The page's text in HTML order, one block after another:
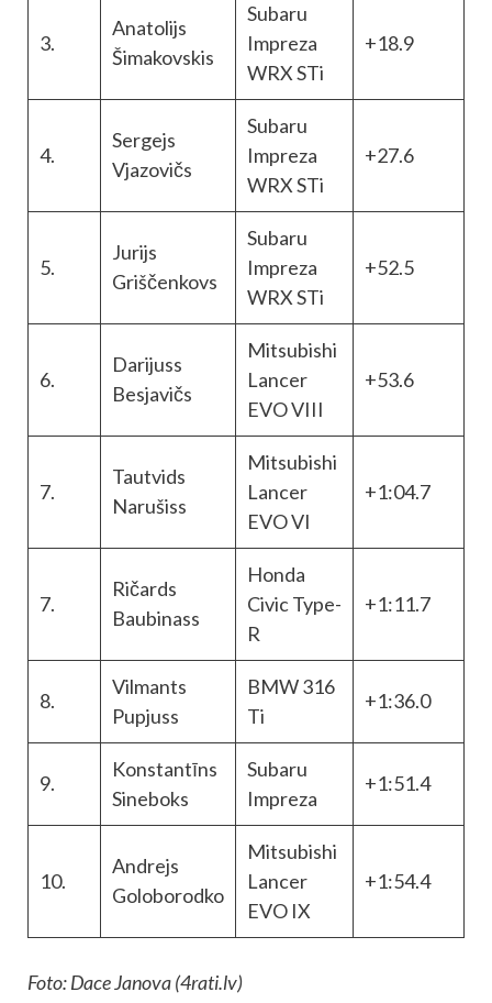
3.
Anatolijs
Šimakovskis
Subaru
Impreza
WRX STi
+18.9
4.
Sergejs
Vjazovičs
Subaru
Impreza
WRX STi
+27.6
5.
Jurijs
Griščenkovs
Subaru
Impreza
WRX STi
+52.5
6.
Darijuss
Besjavičs
Mitsubishi
Lancer
EVO VIII
+53.6
7.
Tautvids
Narušiss
Mitsubishi
Lancer
EVO VI
+1:04.7
7.
Ričards
Baubinass
Honda
Civic Type-
R
+1:11.7
8.
Vilmants
Pupjuss
BMW 316
Ti
+1:36.0
9.
Konstantīns
Sineboks
Subaru
Impreza
+1:51.4
10.
Andrejs
Goloborodko
Mitsubishi
Lancer
EVO IX
+1:54.4
Foto: Dace Janova (4rati.lv)